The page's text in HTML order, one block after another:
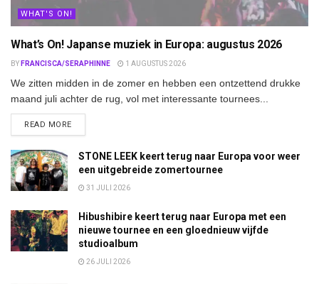
WHAT'S ON!
What’s On! Japanse muziek in Europa: augustus 2026
BY FRANCISCA/SERAPHINNE 1 AUGUSTUS 2026
We zitten midden in de zomer en hebben een ontzettend drukke
maand juli achter de rug, vol met interessante tournees...
READ MOREDETAILS
STONE LEEK keert terug naar Europa voor weer
een uitgebreide zomertournee
31 JULI 2026
Hibushibire keert terug naar Europa met een
nieuwe tournee en een gloednieuw vijfde
studioalbum
26 JULI 2026